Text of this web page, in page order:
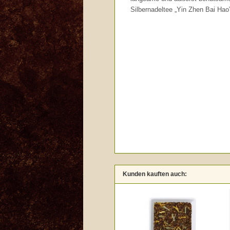
Silbernadeltee „Yin Zhen Bai
Kunden kauften auch: